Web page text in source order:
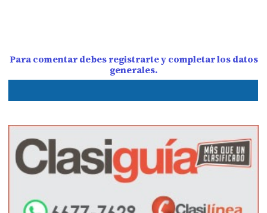
Para comentar debes registrarte y completar los datos
generales.